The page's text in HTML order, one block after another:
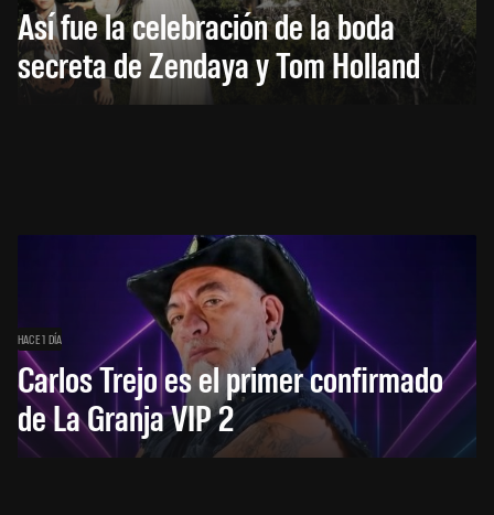
Así fue la celebración de la boda
secreta de Zendaya y Tom Holland
HACE 1 DÍA
Carlos Trejo es el primer confirmado
de La Granja VIP 2